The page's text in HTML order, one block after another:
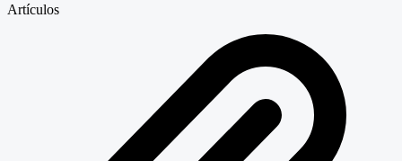
Artículos